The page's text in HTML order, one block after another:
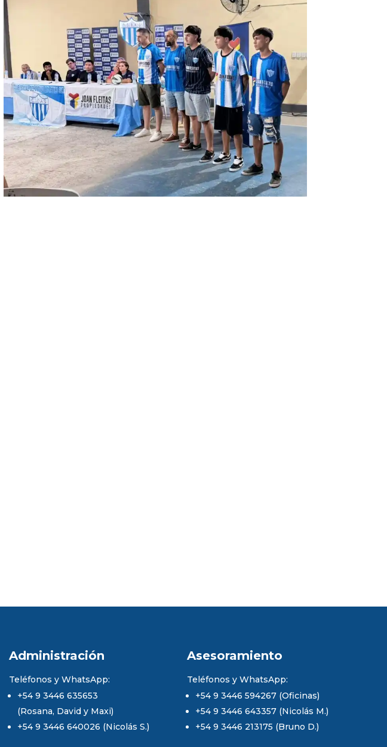
Administración
Teléfonos y WhatsApp:
+54 9 3446 635653
(Rosana, David y Maxi)
+54 9 3446 640026 (Nicolás S.)
Asesoramiento
Teléfonos y WhatsApp:
+54 9 3446 594267 (Oficinas)
+54 9 3446 643357 (Nicolás M.)
+54 9 3446 213175 (Bruno D.)